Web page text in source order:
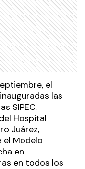
el
las
SIPEC,
Hospital
Juárez,
el Modelo
en
en todos los